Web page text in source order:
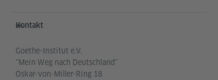
Service- und Informationsbereich
Kontakt
Goethe-Institut e.V.
"Mein Weg nach Deutschland"
Oskar-von-Miller-Ring 18